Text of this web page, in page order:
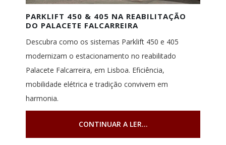
PARKLIFT 450 & 405 NA REABILITAÇÃO
DO PALACETE FALCARREIRA
Descubra como os sistemas Parklift 450 e 405
modernizam o estacionamento no reabilitado
Palacete Falcarreira, em Lisboa. Eficiência,
mobilidade elétrica e tradição convivem em
harmonia.
CONTINUAR A LER...